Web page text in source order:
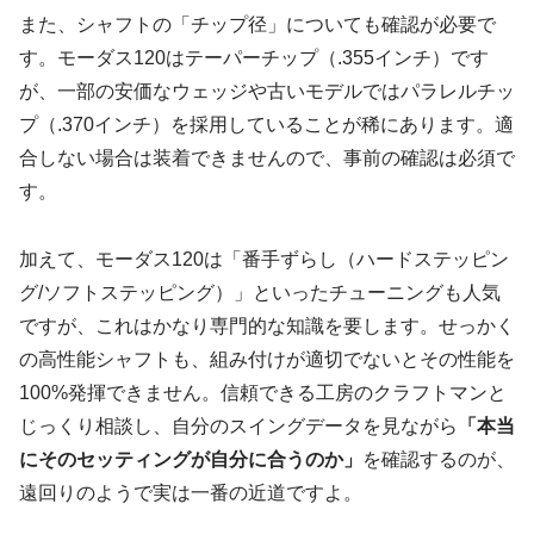
また、シャフトの「チップ径」についても確認が必要で
す。モーダス120はテーパーチップ（.355インチ）です
が、一部の安価なウェッジや古いモデルではパラレルチッ
プ（.370インチ）を採用していることが稀にあります。適
合しない場合は装着できませんので、事前の確認は必須で
す。
加えて、モーダス120は「番手ずらし（ハードステッピン
グ/ソフトステッピング）」といったチューニングも人気
ですが、これはかなり専門的な知識を要します。せっかく
の高性能シャフトも、組み付けが適切でないとその性能を
100%発揮できません。信頼できる工房のクラフトマンと
じっくり相談し、自分のスイングデータを見ながら
「本当
にそのセッティングが自分に合うのか」 を確認するのが、
遠回りのようで実は一番の近道ですよ。